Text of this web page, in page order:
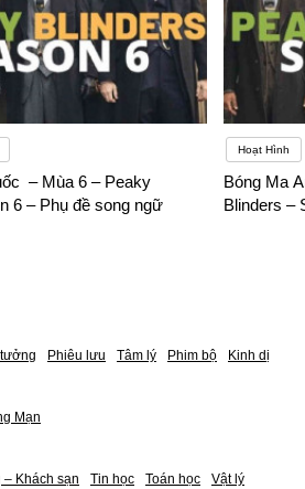
– Mùa 6 – Peaky
6 – Phụ đề song ngữ
Hoạt Hình
Bóng Ma
Blinders –
Phiêu lưu Tâm lý Phim bộ Kinh dị
Mạn
– Khách sạn Tin học Toán học Vật lý